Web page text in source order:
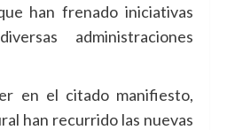
han frenado iniciativas
administraciones
en el citado manifiesto,
han recurrido las nuevas